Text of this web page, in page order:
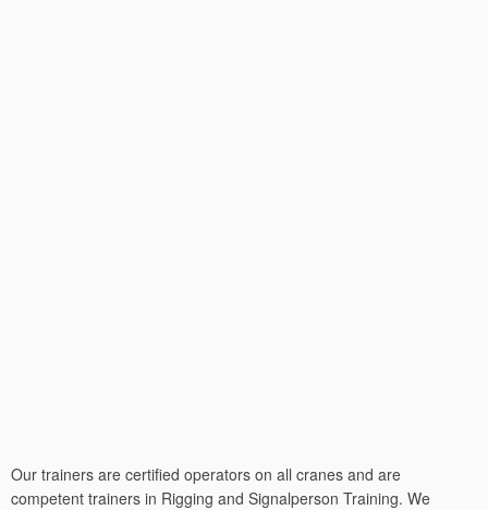
Our trainers are certified operators on all cranes and are
competent trainers in Rigging and Signalperson Training. We